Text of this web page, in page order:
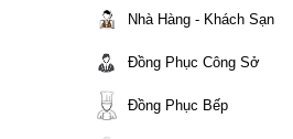
Nhà Hàng - Khách Sạn
Đồng Phục Công Sở
Đồng Phục Bếp